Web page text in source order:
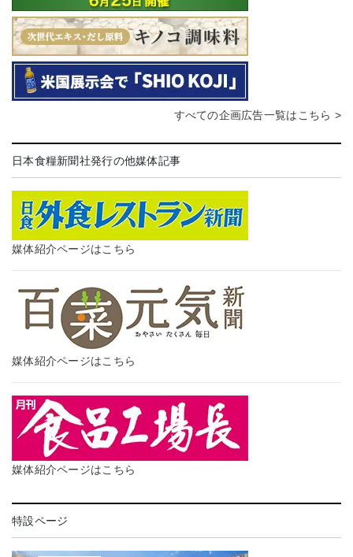
すべての企画広告一覧はこちら >
日本食糧新聞社発行の他媒体記事
媒体紹介ページはこちら
媒体紹介ページはこちら
媒体紹介ページはこちら
特設ページ